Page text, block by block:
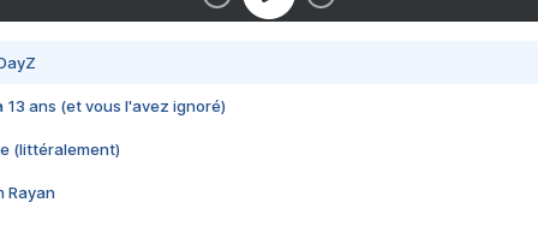
13 ans (et vous l'avez ignoré)
(littéralement)
Rayan